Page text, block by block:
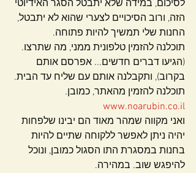
לסיכום, במידה שלא יתבטל הסגר האידיוטי
הזה, ורוב הסיכויים לצערי שהוא לא יתבטל,
החנות שלי תמשיך להיות פתוחה.
תוכלנה להזמין טלפונית ממני, מה שתרצו.
(הגיעו דברים חדשים... אפרסם אותם
בקרוב), ותקבלנה אותם עם שליח עד הבית.
תוכלנה להזמין מהאתר, כמובן.
www.noarubin.co.il
ואני מקווה שמהר מאוד הם יבינו שלפחות
יהיה ניתן לאפשר ללקוחה שתיים להיות
בחנות במסגרת התו הסגול כמובן, ונוכל
להיפגש שוב. במהירה.